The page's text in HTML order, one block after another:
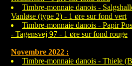
Timbre-monnaie danois -
Vanløse (type 2) - 1 øre sur fond vert
Timbre-monnaie danois - Papir
- Tagensvej 97 - 1 øre sur fond rouge
Novembre 2022 :
Timbre-monnaie danois - Thiele